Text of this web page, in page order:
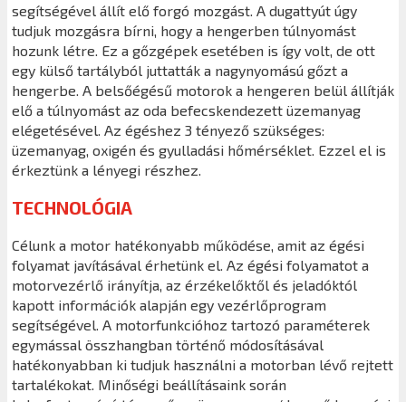
segítségével állít elő forgó mozgást. A dugattyút úgy
tudjuk mozgásra bírni, hogy a hengerben túlnyomást
hozunk létre. Ez a gőzgépek esetében is így volt, de ott
egy külső tartályból juttatták a nagynyomású gőzt a
hengerbe. A belsőégésű motorok a hengeren belül állítják
elő a túlnyomást az oda befecskendezett üzemanyag
elégetésével. Az égéshez 3 tényező szükséges:
üzemanyag, oxigén és gyulladási hőmérséklet. Ezzel el is
érkeztünk a lényegi részhez.
TECHNOLÓGIA
Célunk a motor hatékonyabb működése, amit az égési
folyamat javításával érhetünk el. Az égési folyamatot a
motorvezérlő irányítja, az érzékelőktől és jeladóktól
kapott információk alapján egy vezérlőprogram
segítségével. A motorfunkcióhoz tartozó paraméterek
egymással összhangban történő módosításával
hatékonyabban ki tudjuk használni a motorban lévő rejtett
tartalékokat. Minőségi beállításaink során